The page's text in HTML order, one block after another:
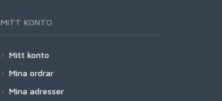
MITT KONTO
Mitt konto
Mina ordrar
Mina adresser